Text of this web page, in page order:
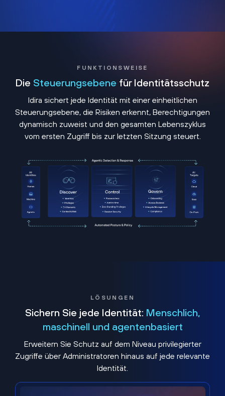
FUNKTIONSWEISE
Die Steuerungsebene für Identitätsschutz
Idira sichert jede Identität mit einer einheitlichen
Steuerungsebene, die Risiken erkennt, Berechtigungen
dynamisch zuweist und den gesamten Lebenszyklus
vom ersten Zugriff bis zur letzten Sitzung steuert.
LÖSUNGEN
Sichern Sie jede Identität: Menschlich,
maschinell und agentenbasiert
Erweitern Sie Schutz auf dem Niveau privilegierter
Zugriffe über Administratoren hinaus auf jede relevante
Identität.